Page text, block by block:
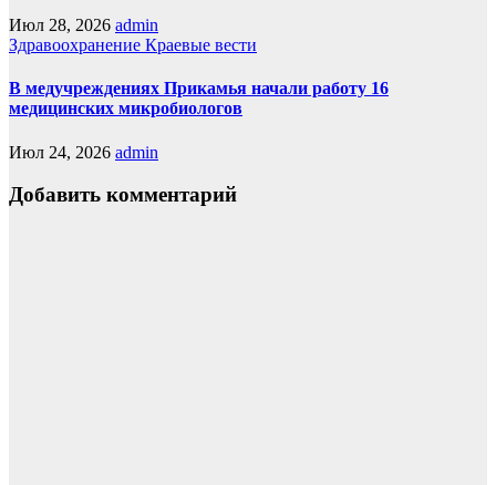
Июл 28, 2026 admin
Здравоохранение Краевые вести
В медучреждениях Прикамья начали работу 16
медицинских микробиологов
Июл 24, 2026 admin
Добавить комментарий